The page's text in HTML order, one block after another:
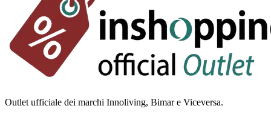
Outlet ufficiale dei marchi Innoliving, Bimar e Viceversa.